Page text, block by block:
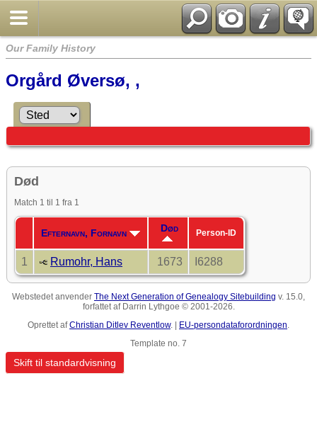
Our Family History
Orgård Øversø, ,
Død
Match 1 til 1 fra 1
Efternavn, Fornavn Død Person-ID
1 Rumohr, Hans 1673 I6288
Webstedet anvender The Next Generation of Genealogy Sitebuilding v. 15.0,
forfattet af Darrin Lythgoe © 2001-2026.
Oprettet afChristian Ditlev Reventlow. | EU-persondataforordningen
Template no. 7
Skift til standardvisning